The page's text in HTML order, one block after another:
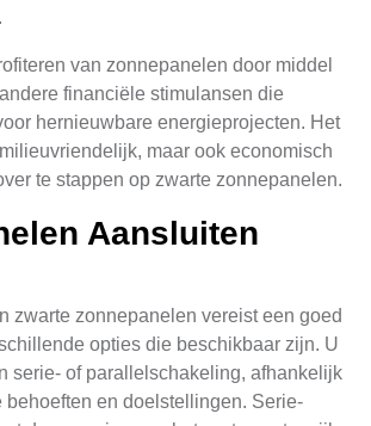
van zonnepanelen door middel
financiële stimulansen die
hernieuwbare energieprojecten. Het
maar ook economisch
te stappen op zwarte zonnepanelen.
Aansluiten
zwarte zonnepanelen vereist een goed
opties die beschikbaar zijn. U
serie- of parallelschakeling, afhankelijk
behoeften en doelstellingen. Serie-